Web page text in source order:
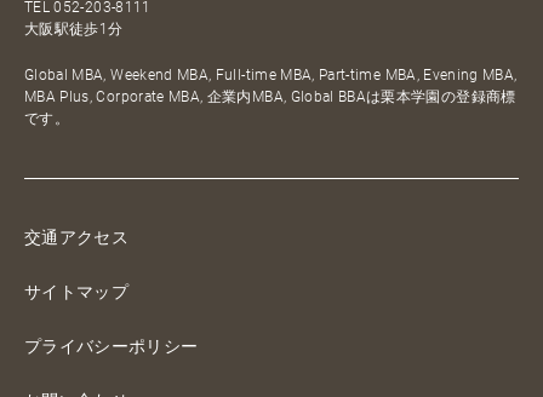
TEL052-203-8111
大阪駅徒歩1分
Global MBA, Weekend MBA, Full-time MBA, Part-time MBA, Evening MBA,
MBA Plus, Corporate MBA, 企業内MBA, Global BBAは栗本学園の登録商標
です。
交通アクセス
サイトマップ
プライバシーポリシー